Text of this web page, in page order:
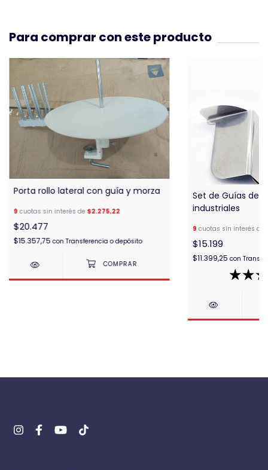
Para comprar con este producto
Porta rollo lateral con guía y morza
9 cuotas sin interés de$2.275,22
$20.477
$15.357,75con Transferencia o depósito
Set de Guías de
industriales
9 cuotas sin interés de
$15.199
$11.399,25 con